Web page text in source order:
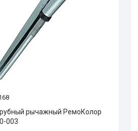
рычажный РемоКолор
003